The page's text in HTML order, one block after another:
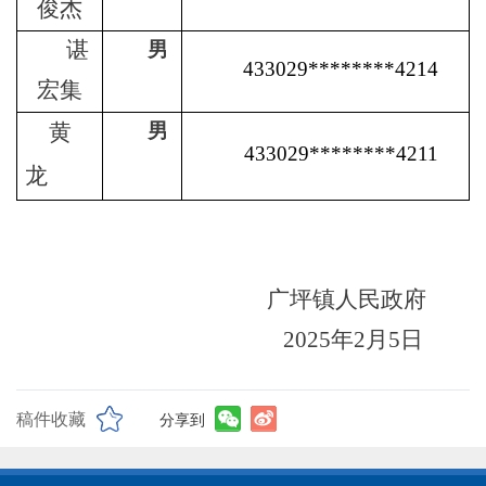
俊杰
谌
宏集
男
433029********4214
黄
龙
男
433029********4211
广坪镇人民政府
2025年2月5日
稿件收藏 分享到